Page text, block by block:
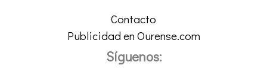
Contacto
Publicidad en Ourense.com
Síguenos: